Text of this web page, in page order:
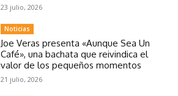
23 julio, 2026
Noticias
Joe Veras presenta «Aunque Sea Un
Café», una bachata que reivindica el
valor de los pequeños momentos
21 julio, 2026